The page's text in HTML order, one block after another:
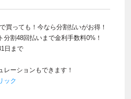
買っても！今なら分割払いがお得！
分割48回払いまで金利手数料0%！
日まで
レーションもできます！
ック